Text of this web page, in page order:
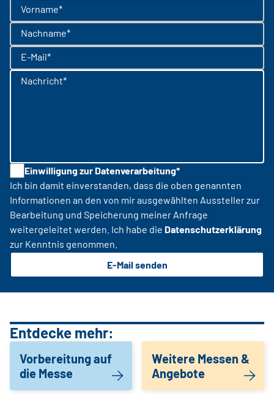
Vorname*
Nachname*
E-Mail*
Nachricht*
Einwilligung zur Datenverarbeitung*
Ich bin damit einverstanden, dass die oben genannten
Informationen an den von mir ausgewählten Aussteller zur
Bearbeitung und Speicherung meiner Anfrage
weitergeleitet werden. Ich habe die Datenschutzerklärung
zur Kenntnis genommen.
E-Mail senden
Entdecke mehr:
Vorbereitung auf
die Messe
Weitere Messen &
Angebote